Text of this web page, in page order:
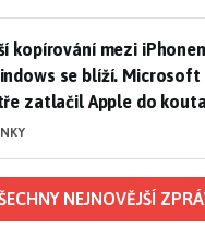
kopírování mezi
kopírování mezi
se blíží. Microsoft
zatlačil Apple do kouta
NEJNOVĚJŠÍ